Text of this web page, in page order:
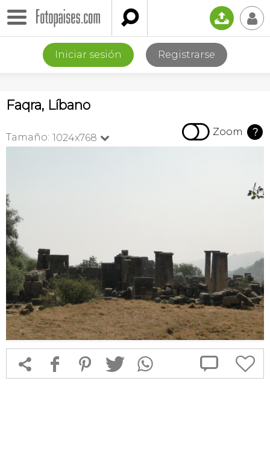
 📤 👤
Iniciar sesión Registrarse
Faqra, Líbano
Tamaño: 1024x768   Zoom ?
 f 1 T  